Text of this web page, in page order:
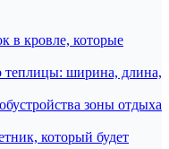
в кровле, которые
теплицы: ширина, длина,
зоны отдыха
который будет